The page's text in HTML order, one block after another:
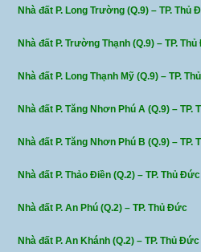
Nhà đất P. Long Trường (Q.9) – TP. Thủ
Nhà đất P. Trường Thạnh (Q.9) – TP.
Nhà đất P. Long Thạnh Mỹ (Q.9) – TP.
Nhà đất P. Tăng Nhơn Phú A (Q.9) – TP.
Nhà đất P. Tăng Nhơn Phú B (Q.9) – TP.
Nhà đất P. Thảo Điền (Q.2) – TP. Thủ Đức
Nhà đất P. An Phú (Q.2) – TP. Thủ Đức
Nhà đất P. An Khánh (Q.2) – TP. Thủ Đức